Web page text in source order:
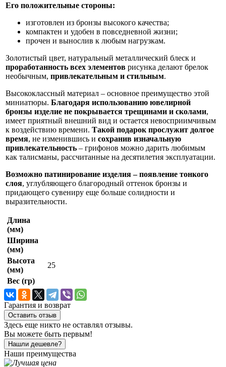
Его положительные стороны:
изготовлен из бронзы высокого качества;
компактен и удобен в повседневной жизни;
прочен и вынослив к любым нагрузкам.
Золотистый цвет, натуральный металлический блеск и
проработанность всех элементов рисунка делают брелок
необычным, привлекательным и стильным.
Высококлассный материал – основное преимущество этой
миниатюры. Благодаря использованию ювелирной
бронзы изделие не покрывается трещинами и сколами,
имеет приятный внешний вид и остается невосприимчивым
к воздействию времени. Такой подарок прослужит долгое
время, не изменившись и сохранив изначальную
привлекательность – грифонов можно дарить любимым
как талисманы, рассчитанные на десятилетия эксплуатации.
Возможно патинирование изделия – появление тонкого
слоя, углубляющего благородный оттенок бронзы и
придающего сувениру еще больше солидности и
выразительности.
Длина
(мм)
Ширина
(мм)
Высота
(мм)
25
Вес (гр)
Гарантия и возврат
Оставить отзыв
Здесь еще никто не оставлял отзывы.
Вы можете быть первым!
Нашли дешевле?
Наши преимущества